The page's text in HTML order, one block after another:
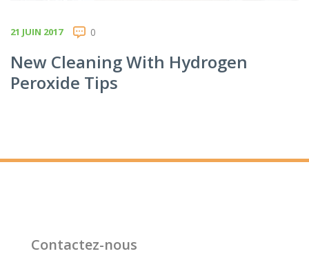
21 JUIN 2017 0
New Cleaning With Hydrogen
Peroxide Tips
Contactez-nous